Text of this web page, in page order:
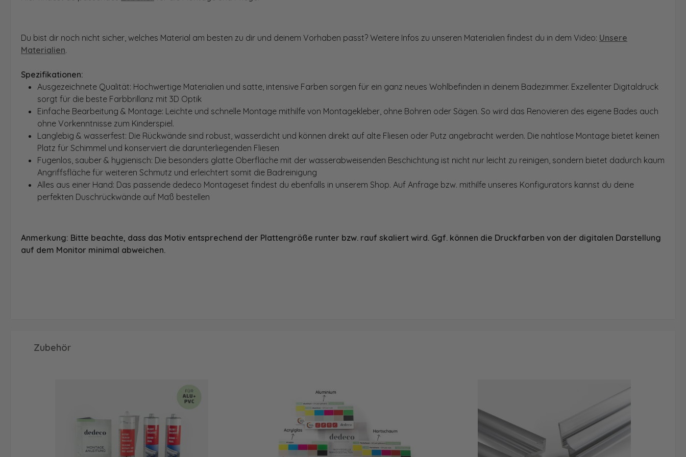
Du bist dir noch nicht sicher, welches Material am besten zu dir und deinem Vorhaben passt? Weitere Infos zu unseren Materialien findest du in dem Video: Unsere
Materialien.
Spezifikationen:
Ausgezeichnete Qualität: Hochwertige Materialien und satte, intensive Farben sorgen für ein ganz neues Wohlbefinden in deinem Badezimmer. Exzellenter Digitaldruck
sorgt für die beste Farbbrillanz mit 3D Optik
Einfache Bearbeitung & Montage: Leichte und schnelle Montage mithilfe von Montagekleber, ohne Bohren oder Sägen. So wird das Renovieren des eigene Bades auch
ohne Vorkenntnisse zum Kinderspiel.
Langlebig & wasserfest: Die Rückwände sind robust, wasserdicht und können direkt auf alte Fliesen oder Putz angebracht werden. Die nahtlose Montage bietet keinen
Platz für Schimmel und konserviert die darunterliegenden Fliesen
Fugenlos, sauber & hygienisch: Die besonders glatte Oberfläche mit der wasserabweisenden Beschichtung ist nicht nur leicht zu reinigen, sondern bietet dadurch kaum
Angriffsfläche für weiteren Schmutz und erleichtert somit die Badreinigung
Alles aus einer Hand: Das passende dedeco Montageset findest du ebenfalls in unserem Shop. Auf Anfrage bzw. mithilfe unseres Konfigurators kannst du deine
perfekten Duschrückwände auf Maß bestellen
Anmerkung: Bitte beachte, dass das Motiv entsprechend der Plattengröße runter bzw. rauf skaliert wird. Ggf. können die Druckfarben von der digitalen Darstellung
auf dem Monitor minimal abweichen.
Produktgalerie überspringen
Zubehör